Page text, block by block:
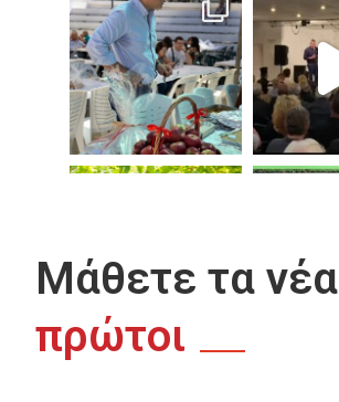
Μάθετε τα νέα
πρώτοι